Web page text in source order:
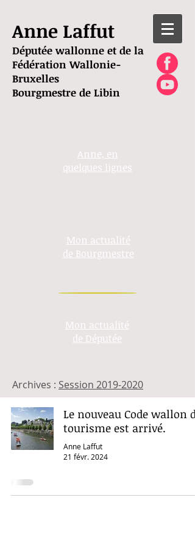
Anne Laffut
Députée wallonne et de la
Fédération Wallonie-
Bruxelles
Bourgmestre de Libin
Le nouveau Code wallon du
tourisme est arrivé.
Anne Laffut
21 févr. 2024
Anne, en
quelques lignes
Mon actualité
de Bourgmestre
Mon actualité
de Députée
Archives : Session 2019-2020